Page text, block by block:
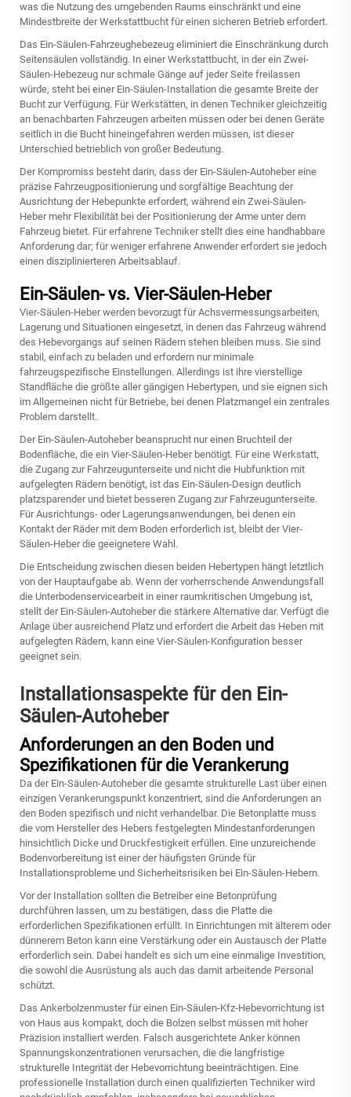
was die Nutzung des umgebenden Raums einschränkt und eine
Mindestbreite der Werkstattbucht für einen sicheren Betrieb erfordert.
Das Ein-Säulen-Fahrzeughebezeug eliminiert die Einschränkung durch
Seitensäulen vollständig. In einer Werkstattbucht, in der ein Zwei-
Säulen-Hebezeug nur schmale Gänge auf jeder Seite freilassen
würde, steht bei einer Ein-Säulen-Installation die gesamte Breite der
Bucht zur Verfügung. Für Werkstätten, in denen Techniker gleichzeitig
an benachbarten Fahrzeugen arbeiten müssen oder bei denen Geräte
seitlich in die Bucht hineingefahren werden müssen, ist dieser
Unterschied betrieblich von großer Bedeutung.
Der Kompromiss besteht darin, dass der Ein-Säulen-Autoheber eine
präzise Fahrzeugpositionierung und sorgfältige Beachtung der
Ausrichtung der Hebepunkte erfordert, während ein Zwei-Säulen-
Heber mehr Flexibilität bei der Positionierung der Arme unter dem
Fahrzeug bietet. Für erfahrene Techniker stellt dies eine handhabbare
Anforderung dar; für weniger erfahrene Anwender erfordert sie jedoch
einen disziplinierteren Arbeitsablauf.
Ein-Säulen- vs. Vier-Säulen-Heber
Vier-Säulen-Heber werden bevorzugt für Achsvermessungsarbeiten,
Lagerung und Situationen eingesetzt, in denen das Fahrzeug während
des Hebevorgangs auf seinen Rädern stehen bleiben muss. Sie sind
stabil, einfach zu beladen und erfordern nur minimale
fahrzeugspezifische Einstellungen. Allerdings ist ihre vierstellige
Standfläche die größte aller gängigen Hebertypen, und sie eignen sich
im Allgemeinen nicht für Betriebe, bei denen Platzmangel ein zentrales
Problem darstellt.
Der Ein-Säulen-Autoheber beansprucht nur einen Bruchteil der
Bodenfläche, die ein Vier-Säulen-Heber benötigt. Für eine Werkstatt,
die Zugang zur Fahrzeugunterseite und nicht die Hubfunktion mit
aufgelegten Rädern benötigt, ist das Ein-Säulen-Design deutlich
platzsparender und bietet besseren Zugang zur Fahrzeugunterseite.
Für Ausrichtungs- oder Lagerungsanwendungen, bei denen ein
Kontakt der Räder mit dem Boden erforderlich ist, bleibt der Vier-
Säulen-Heber die geeignetere Wahl.
Die Entscheidung zwischen diesen beiden Hebertypen hängt letztlich
von der Hauptaufgabe ab. Wenn der vorherrschende Anwendungsfall
die Unterbodenservicearbeit in einer raumkritischen Umgebung ist,
stellt der Ein-Säulen-Autoheber die stärkere Alternative dar. Verfügt die
Anlage über ausreichend Platz und erfordert die Arbeit das Heben mit
aufgelegten Rädern, kann eine Vier-Säulen-Konfiguration besser
geeignet sein.
Installationsaspekte für den Ein-
Säulen-Autoheber
Anforderungen an den Boden und
Spezifikationen für die Verankerung
Da der Ein-Säulen-Autoheber die gesamte strukturelle Last über einen
einzigen Verankerungspunkt konzentriert, sind die Anforderungen an
den Boden spezifisch und nicht verhandelbar. Die Betonplatte muss
die vom Hersteller des Hebers festgelegten Mindestanforderungen
hinsichtlich Dicke und Druckfestigkeit erfüllen. Eine unzureichende
Bodenvorbereitung ist einer der häufigsten Gründe für
Installationsprobleme und Sicherheitsrisiken bei Ein-Säulen-Hebern.
Vor der Installation sollten die Betreiber eine Betonprüfung
durchführen lassen, um zu bestätigen, dass die Platte die
erforderlichen Spezifikationen erfüllt. In Einrichtungen mit älterem oder
dünnerem Beton kann eine Verstärkung oder ein Austausch der Platte
erforderlich sein. Dabei handelt es sich um eine einmalige Investition,
die sowohl die Ausrüstung als auch das damit arbeitende Personal
schützt.
Das Ankerbolzenmuster für einen Ein-Säulen-Kfz-Hebevorrichtung ist
von Haus aus kompakt, doch die Bolzen selbst müssen mit hoher
Präzision installiert werden. Falsch ausgerichtete Anker können
Spannungskonzentrationen verursachen, die die langfristige
strukturelle Integrität der Hebevorrichtung beeinträchtigen. Eine
professionelle Installation durch einen qualifizierten Techniker wird